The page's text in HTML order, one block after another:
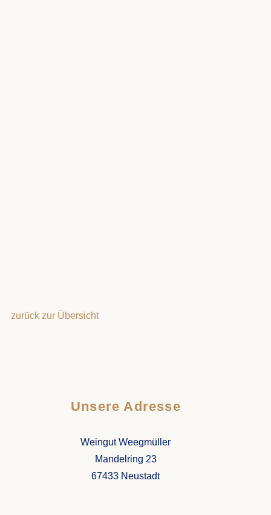
zurück zur Übersicht
Unsere Adresse
Weingut Weegmüller
Mandelring 23
67433 Neustadt